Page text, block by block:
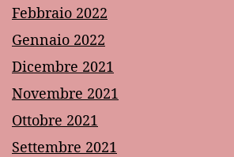
Febbraio 2022
Gennaio 2022
Dicembre 2021
Novembre 2021
Ottobre 2021
Settembre 2021